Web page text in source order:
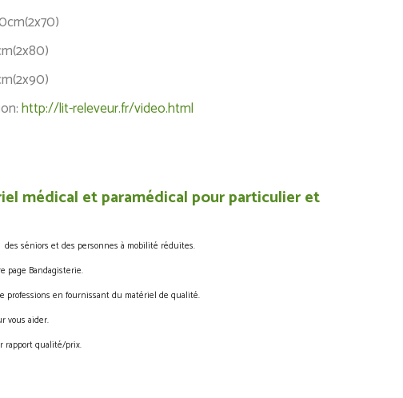
http://lit-releveur.fr/video.html
médical et paramédical pour particulier et
séniors et des personnes à mobilité réduites.
page Bandagisterie.
professions en fournissant du matériel de qualité.
vous aider.
rapport qualité/prix.